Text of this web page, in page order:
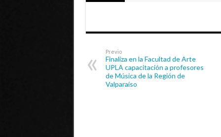
Previo
Finaliza en la Facultad de Arte
UPLA capacitación a profesores
de Música de la Región de
Valparaíso